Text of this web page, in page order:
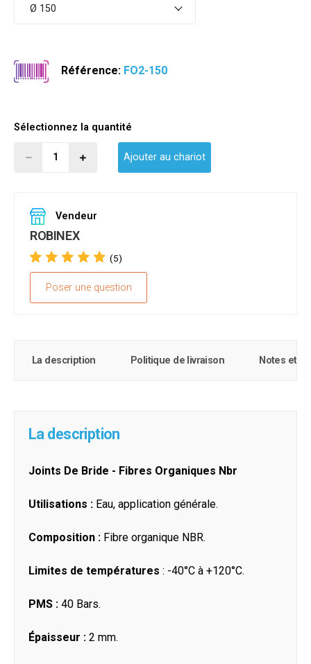
Ø 150
Référence: FO2-150
Sélectionnez la quantité
Ajouter au chariot
Vendeur
ROBINEX
(5)
Poser une question
La description Politique de livraison Notes et
La description
Joints De Bride - Fibres Organiques Nbr
Utilisations : Eau, application générale.
Composition : Fibre organique NBR.
Limites de températures : -40°C à +120°C.
PMS : 40 Bars.
Épaisseur : 2 mm.